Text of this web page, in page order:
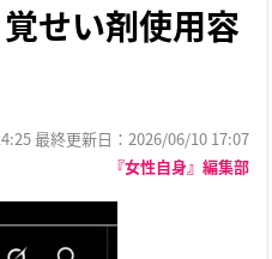
せい剤使用容
最終更新日：2026/06/10 17:07
『女性自身』編集部